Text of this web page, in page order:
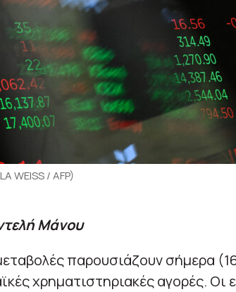
WEISS / AFP)
Μάνου
παρουσιάζουν σήμερα
χρηματιστηριακές αγορές. Οι